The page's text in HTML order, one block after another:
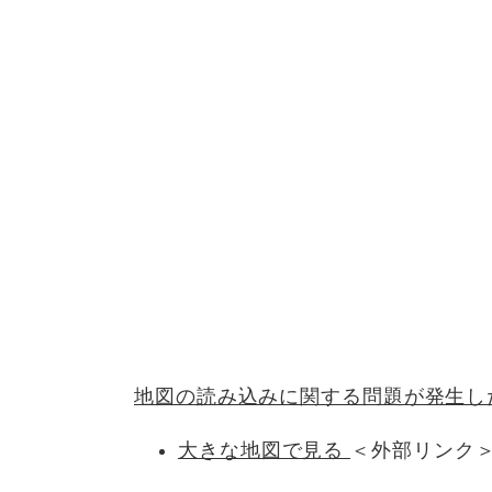
地図の読み込みに関する問題が発生し
大きな地図で見る ＜外部リンク＞